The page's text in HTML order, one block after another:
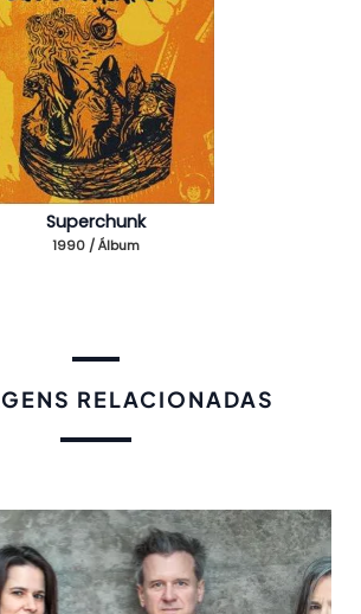
Superchunk
1990 / Álbum
RELACIONADAS